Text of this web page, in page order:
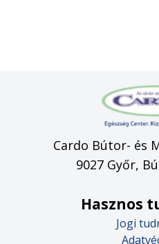
Cardo Bútor- és
9027 Győr,
Hasznos
Jogi